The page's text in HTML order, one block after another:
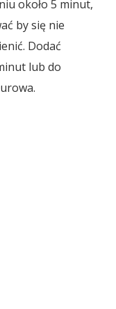
około 5 minut,
by się nie
Dodać
lub do